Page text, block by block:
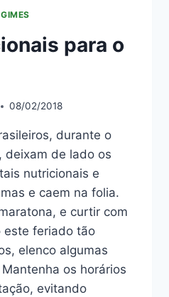
para o
08/02/2018
durante o
deixam de lado os
nutricionais e
e caem na folia.
e curtir com
este feriado tão
elenco algumas
os horários
evitando